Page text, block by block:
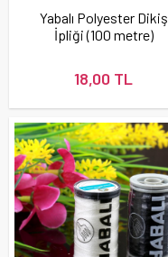
Yabalı Polyester Dikiş
İpliği (100 metre)
18,00 TL